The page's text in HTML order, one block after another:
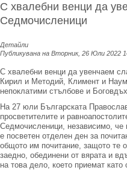
С хвалебни венци да
Седмочисленици
Детайли
Публикувана на Вторник, 26 Юли 2022
С хвалебни венци да увенчаем
Кирил и Методий, Климент и
непоклатими стълбове и
На 27 юли Българската
просветителите и
Седмочисленици, независимо, че
е посветен отделен ден за
общото им почитание, защото те
заедно, обединени от вярата и
на това дело, което приемат